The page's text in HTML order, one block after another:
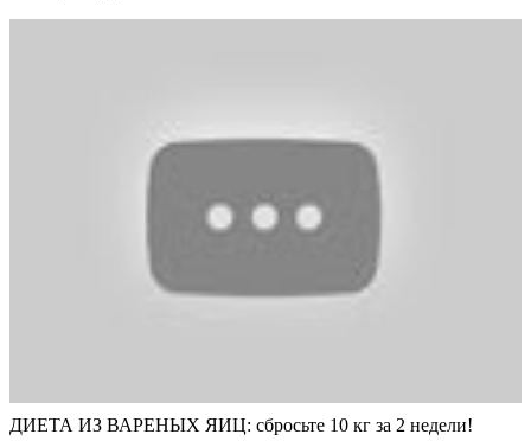
ДИЕТА ИЗ ВАРЕНЫХ ЯИЦ: cбросьте 10 кг за 2 недели!